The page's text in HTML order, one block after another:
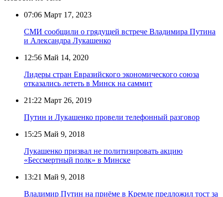
07:06 Март 17, 2023
СМИ сообщили о грядущей встрече Владимира Путина
и Александра Лукашенко
12:56 Май 14, 2020
Лидеры стран Евразийского экономического союза
отказались лететь в Минск на саммит
21:22 Март 26, 2019
Путин и Лукашенко провели телефонный разговор
15:25 Май 9, 2018
Лукашенко призвал не политизировать акцию
«Бессмертный полк» в Минске
13:21 Май 9, 2018
Владимир Путин на приёме в Кремле предложил тост за